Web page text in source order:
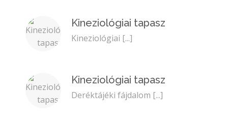
Kineziológiai tapasz
Kineziológiai [...]
Kineziológiai tapasz
Deréktájéki fájdalom [...]